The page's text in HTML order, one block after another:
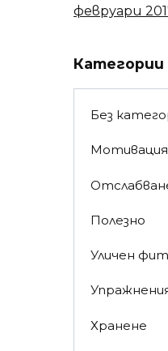
февруари
Категории
Без
Мотивация
Полезно
Уличен
Хранене